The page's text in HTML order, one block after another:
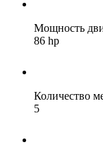
Мощность
86 hp
Количество
5